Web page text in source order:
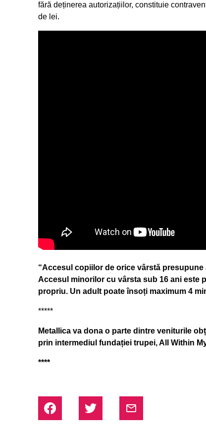
fără deținerea autorizațiilor, constituie
de lei.
“Accesul copiilor de orice vârstă
Accesul minorilor cu vârsta sub 16 ani este
propriu. Un adult poate însoți maximum 4
*****
Metallica va dona o parte dintre veniturile
prin intermediul fundației trupei, All Within
****